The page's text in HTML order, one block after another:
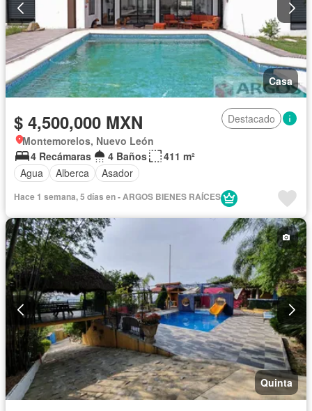
Casa
$ 4,500,000 MXN
Destacado
Montemorelos, Nuevo León
4 Recámaras
4 Baños
411 m²
Agua
Alberca Asador
Hace 1 semana, 5 días en - ARGOS BIENES RAÍCES
Quinta